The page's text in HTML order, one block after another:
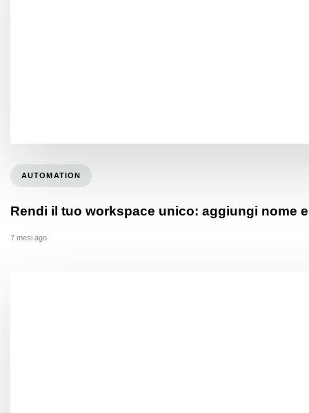
AUTOMATION
Rendi il tuo workspace unico: aggiungi nome
7 mesi ago